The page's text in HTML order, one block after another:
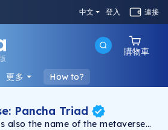
中文 登入 連接
購物車
更多 How to?
Pancha Triad
also the name of the metaverse